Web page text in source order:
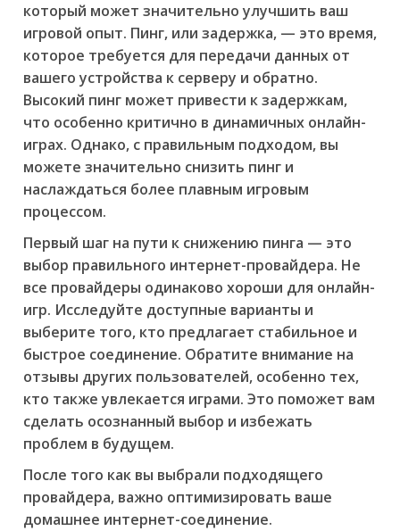
который может значительно улучшить ваш
игровой опыт. Пинг, или задержка, — это время,
которое требуется для передачи данных от
вашего устройства к серверу и обратно.
Высокий пинг может привести к задержкам,
что особенно критично в динамичных онлайн-
играх. Однако, с правильным подходом, вы
можете значительно снизить пинг и
наслаждаться более плавным игровым
процессом.
Первый шаг на пути к снижению пинга — это
выбор правильного интернет-провайдера. Не
все провайдеры одинаково хороши для онлайн-
игр. Исследуйте доступные варианты и
выберите того, кто предлагает стабильное и
быстрое соединение. Обратите внимание на
отзывы других пользователей, особенно тех,
кто также увлекается играми. Это поможет вам
сделать осознанный выбор и избежать
проблем в будущем.
После того как вы выбрали подходящего
провайдера, важно оптимизировать ваше
домашнее интернет-соединение.